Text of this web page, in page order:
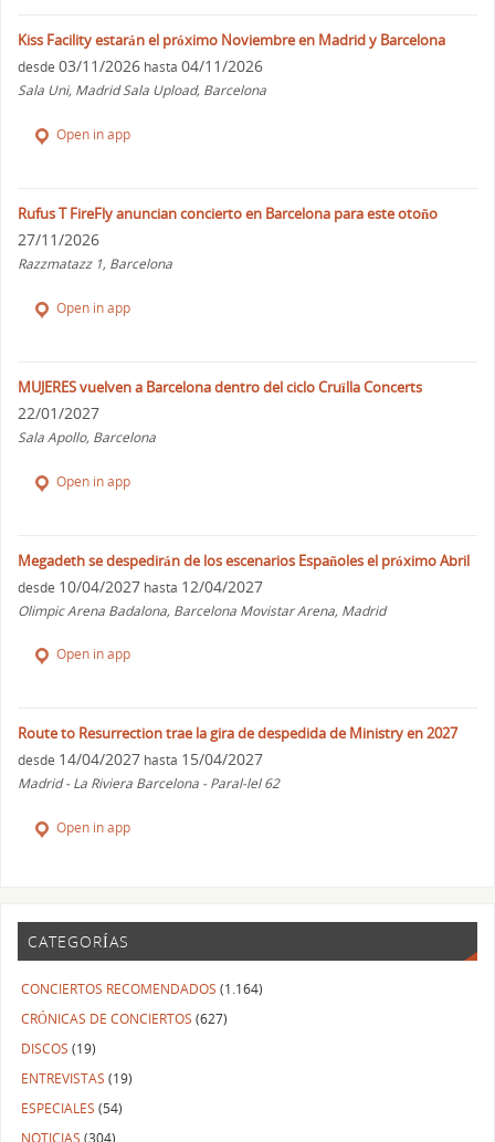
Kiss Facility estarán el próximo Noviembre en Madrid y Barcelona
desde 03/11/2026 hasta 04/11/2026
Sala Uni, Madrid Sala Upload, Barcelona
Open in app
Rufus T FireFly anuncian concierto en Barcelona para este otoño
27/11/2026
Razzmatazz 1, Barcelona
Open in app
MUJERES vuelven a Barcelona dentro del ciclo Cruïlla Concerts
22/01/2027
Sala Apollo, Barcelona
Open in app
Megadeth se despedirán de los escenarios Españoles el próximo Abril
desde 10/04/2027 hasta 12/04/2027
Olimpic Arena Badalona, Barcelona Movistar Arena, Madrid
Open in app
Route to Resurrection trae la gira de despedida de Ministry en 2027
desde 14/04/2027 hasta 15/04/2027
Madrid - La Riviera Barcelona - Paral-lel 62
Open in app
CATEGORÍAS
CONCIERTOS RECOMENDADOS (1.164)
CRÓNICAS DE CONCIERTOS (627)
DISCOS (19)
ENTREVISTAS (19)
ESPECIALES (54)
NOTICIAS (304)